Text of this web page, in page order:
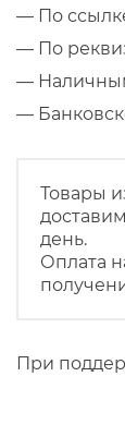
— По
— По
—
—
Товары
день.
Оплата
При